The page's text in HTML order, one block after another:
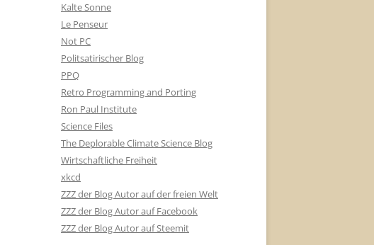
Kalte Sonne
Le Penseur
Not PC
Politsatirischer Blog
PPQ
Retro Programming and Porting
Ron Paul Institute
Science Files
The Deplorable Climate Science Blog
Wirtschaftliche Freiheit
xkcd
ZZZ der Blog Autor auf der freien Welt
ZZZ der Blog Autor auf Facebook
ZZZ der Blog Autor auf Steemit